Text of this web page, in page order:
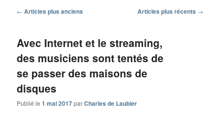
Navigation
← Articles plus anciens Articles plus récents →
Avec Internet et le streaming,
des musiciens sont tentés de
se passer des maisons de
disques
Publié le1 mai 2017parCharles de Laubier